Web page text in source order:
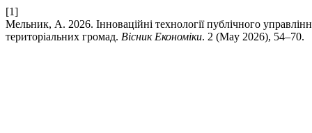
[1]
Мельник, А. 2026. Інноваційні технології публічного
територіальних громад. Вісник Економіки. 2 (May 2026), 54–70.